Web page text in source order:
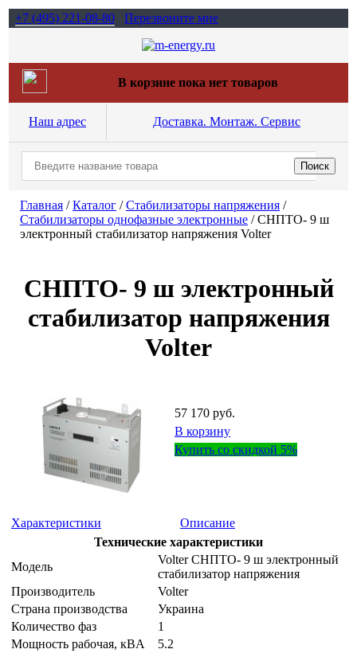
+7 (495) 221-08-80 Перезвоните мне
В корзине пока нет товаров
Наш адрес Доставка. Монтаж. Сервис
Главная /Каталог /Стабилизаторы напряжения /
Cтабилизаторы однофазные электронные /СНПТО- 9 ш
электронный стабилизатор напряжения Volter
СНПТО- 9 ш электронный
стабилизатор напряжения
Volter
57 170 руб.
В корзину
Купить со скидкой 5%
Характеристики
Описание
Технические характеристики
Модель
Volter СНПТО- 9 ш электронный
стабилизатор напряжения
Производитель
Volter
Страна производства
Украина
Количество фаз
1
Мощность рабочая, кВA
5.2